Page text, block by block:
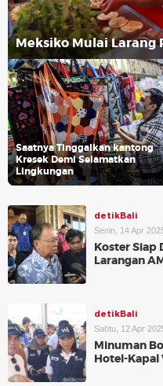
Meksiko Mulai Larang
Saatnya Tinggalkan kantong
Kresek Demi Selamatkan
Lingkungan
detikBali
Senin, 14 Apr
Koster Siap
Larangan
detikBali
Sabtu, 12 Apr
Minuman
Hotel-Kapal